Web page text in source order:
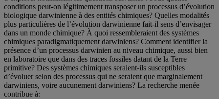
conditions peut-on légitimement transposer un processus d’évolution
biologique darwinienne à des entités chimiques? Quelles modalités
plus particulières de l’évolution darwinienne fait-il sens d’envisager
dans un monde chimique? À quoi ressembleraient des systèmes
chimiques paradigmatiquement darwiniens? Comment identifier la
présence d’un processus darwinien au niveau chimique, aussi bien
en laboratoire que dans des traces fossiles datant de la Terre
primitive? Des systèmes chimiques seraient-ils susceptibles
d’évoluer selon des processus qui ne seraient que marginalement
darwiniens, voire aucunement darwiniens? La recherche menée
contribue à: